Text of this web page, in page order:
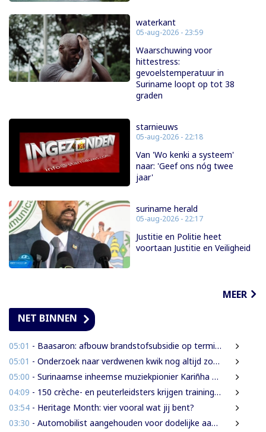
waterkant
05-aug-2026 - 23:59
Waarschuwing voor
hittestress:
gevoelstemperatuur in
Suriname loopt op tot 38
graden
starnieuws
05-aug-2026 - 22:18
Van 'Wo kenki a systeem'
naar: 'Geef ons nóg twee
jaar'
suriname herald
05-aug-2026 - 22:17
Justitie en Politie heet
voortaan Justitie en Veiligheid
MEER
NET BINNEN
05:01 - Baasaron: afbouw brandstofsubsidie op termijn onvermijdelijk
05:01 - Onderzoek naar verdwenen kwik nog altijd zonder resultaat
05:00 - Surinaamse inheemse muziekpionier Kariñha Basi krijgt oeuvreprijs in Rotterdam
04:09 - 150 crèche- en peuterleidsters krijgen training in verkeerseducatie
03:54 - Heritage Month: vier vooral wat jij bent?
03:30 - Automobilist aangehouden voor dodelijke aanrijding met voetganger en doorrijden na ongeval